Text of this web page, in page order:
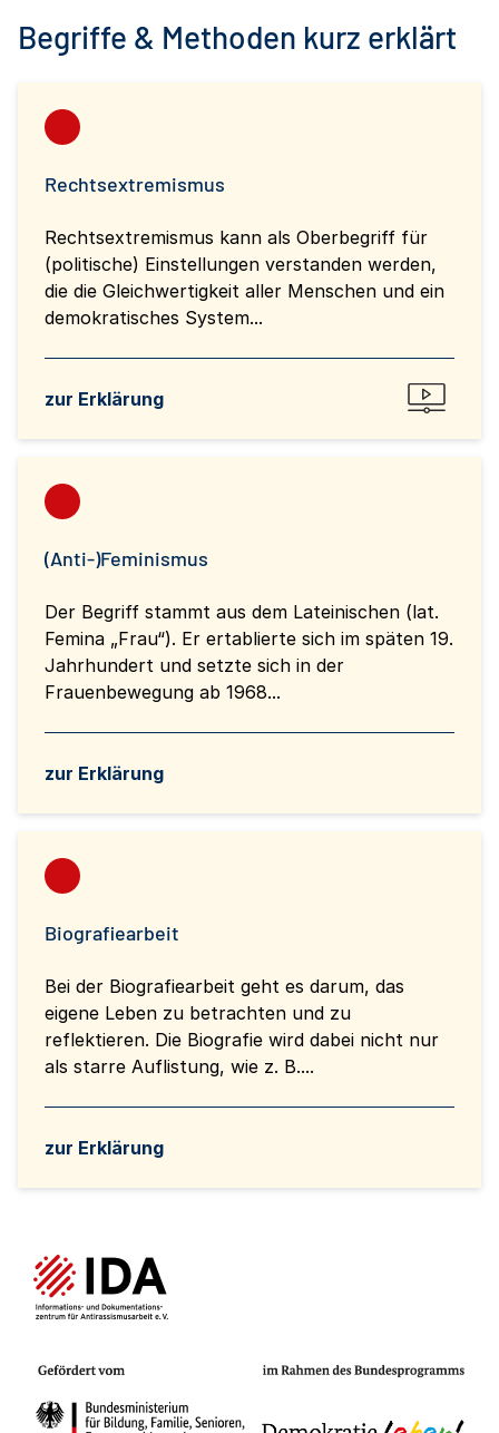
Begriffe & Methoden kurz erklärt
Rechtsextremismus
Rechtsextremismus kann als Oberbegriff für
(politische) Einstellungen verstanden werden,
die die Gleichwertigkeit aller Menschen und ein
demokratisches System...
zur Erklärung
(Anti-)Feminismus
Der Begriff stammt aus dem Lateinischen (lat.
Femina „Frau“). Er ertablierte sich im späten 19.
Jahrhundert und setzte sich in der
Frauenbewegung ab 1968...
zur Erklärung
Biografiearbeit
Bei der Biografiearbeit geht es darum, das
eigene Leben zu betrachten und zu
reflektieren. Die Biografie wird dabei nicht nur
als starre Auflistung, wie z. B....
zur Erklärung